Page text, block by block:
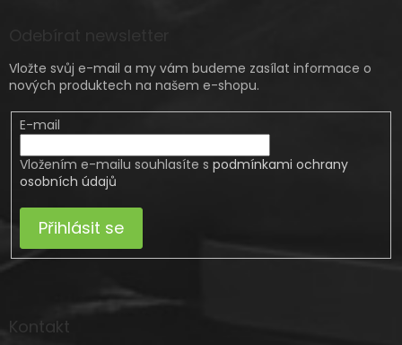
Vložte svůj e-mail a my vám budeme zasílat informace o
nových produktech na našem e-shopu.
E-mail
Vložením e-mailu souhlasíte s podmínkami ochrany
osobních údajů
Přihlásit se
Kontakt